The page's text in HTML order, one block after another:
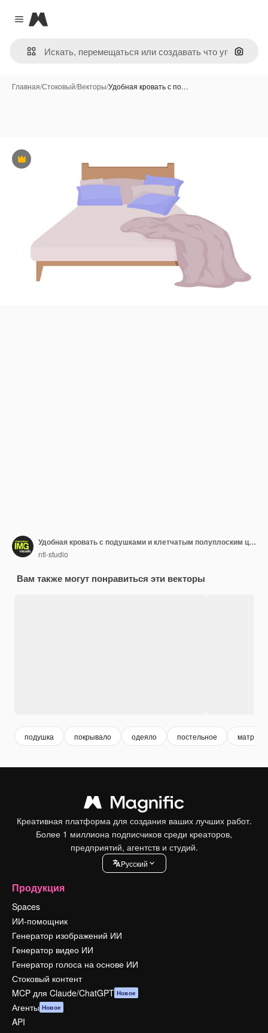
Close menu
Magnific
Поиск
Главная/Стоковый/Векторы/Удобная кровать с по…
Премиум
Удобная кровать с подушками и клетчатым полуплоским цветным векторным объектом
ntl-studio
Вам также могут понравиться эти векторы
подушка покрывало одеяло постельное матрас
Креативная платформа для создания ваших лучших работ.
Более 1 миллиона подписчиков среди креаторов,
предприятий, агентств и студий.
Pусский
Продукция
Spaces
ИИ-помощник
Генератор изображений ИИ
Генератор видео ИИ
Генератор голоса на основе ИИ
Стоковый контент
MCP для Claude/ChatGPT Новое
Агенты Новое
API